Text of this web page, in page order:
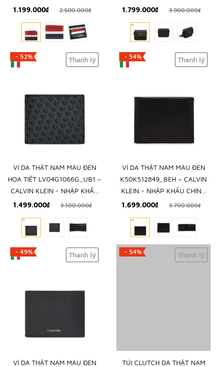
HÃNG TỪ MỸ
1.199.000₫ 2.500.000₫
HÃNG TỪ Ý
1.799.000₫ 3.900.000₫
- 52% Thanh lý
VÍ DA THẬT NAM MÀU ĐEN
HỌA TIẾT LV04G1066G_UB1 –
CALVIN KLEIN - NHẬP KHẨU
CHÍNH HÃNG TỪ Ý
1.499.000₫ 3.100.000₫
- 54% Thanh lý
VÍ DA THẬT NAM MÀU ĐEN
K50K512849_BEH – CALVIN
KLEIN - NHẬP KHẨU CHÍNH
HÃNG TỪ Ý
1.699.000₫ 3.700.000₫
- 49% Thanh lý
VÍ DA THẬT NAM MÀU ĐEN
- 54% Thanh lý
TÚI CLUTCH DA THẬT NAM